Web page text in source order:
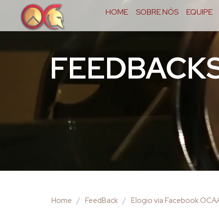
HOME SOBRE NÓS EQUIPE
Home / FeedBack / Elogio via Facebook